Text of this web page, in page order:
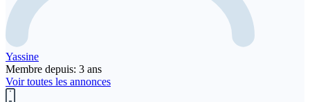
Yassine
Membre depuis: 3 ans
Voir toutes les annonces